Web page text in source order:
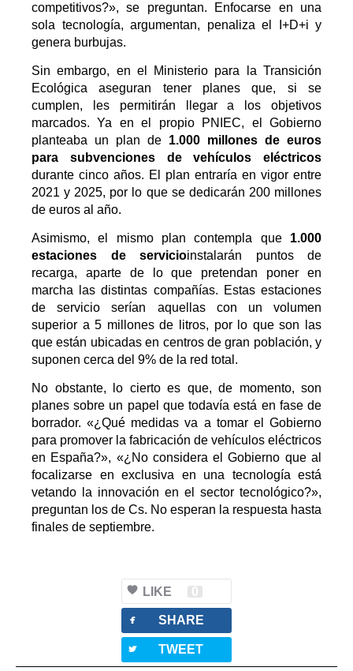
competitivos?», se preguntan. Enfocarse en una
sola tecnología, argumentan, penaliza el I+D+i y
genera burbujas.
Sin embargo, en el Ministerio para la Transición
Ecológica aseguran tener planes que, si se
cumplen, les permitirán llegar a los objetivos
marcados. Ya en el propio PNIEC, el Gobierno
planteaba un plan de 1.000 millones de euros
para subvenciones de vehículos eléctricos
durante cinco años. El plan entraría en vigor entre
2021 y 2025, por lo que se dedicarán 200 millones
de euros al año.
Asimismo, el mismo plan contempla que1.000
estaciones de servicioinstalarán puntos de
recarga, aparte de lo que pretendan poner en
marcha las distintas compañías. Estas estaciones
de servicio serían aquellas con un volumen
superior a 5 millones de litros, por lo que son las
que están ubicadas en centros de gran población, y
suponen cerca del 9% de la red total.
No obstante, lo cierto es que, de momento, son
planes sobre un papel que todavía está en fase de
borrador. «¿Qué medidas va a tomar el Gobierno
para promover la fabricación de vehículos eléctricos
en España?», «¿No considera el Gobierno que al
focalizarse en exclusiva en una tecnología está
vetando la innovación en el sector tecnológico?»,
preguntan los de Cs. No esperan la respuesta hasta
finales de septiembre.
LIKE 0
facebook SHARE
twitterbird TWEET